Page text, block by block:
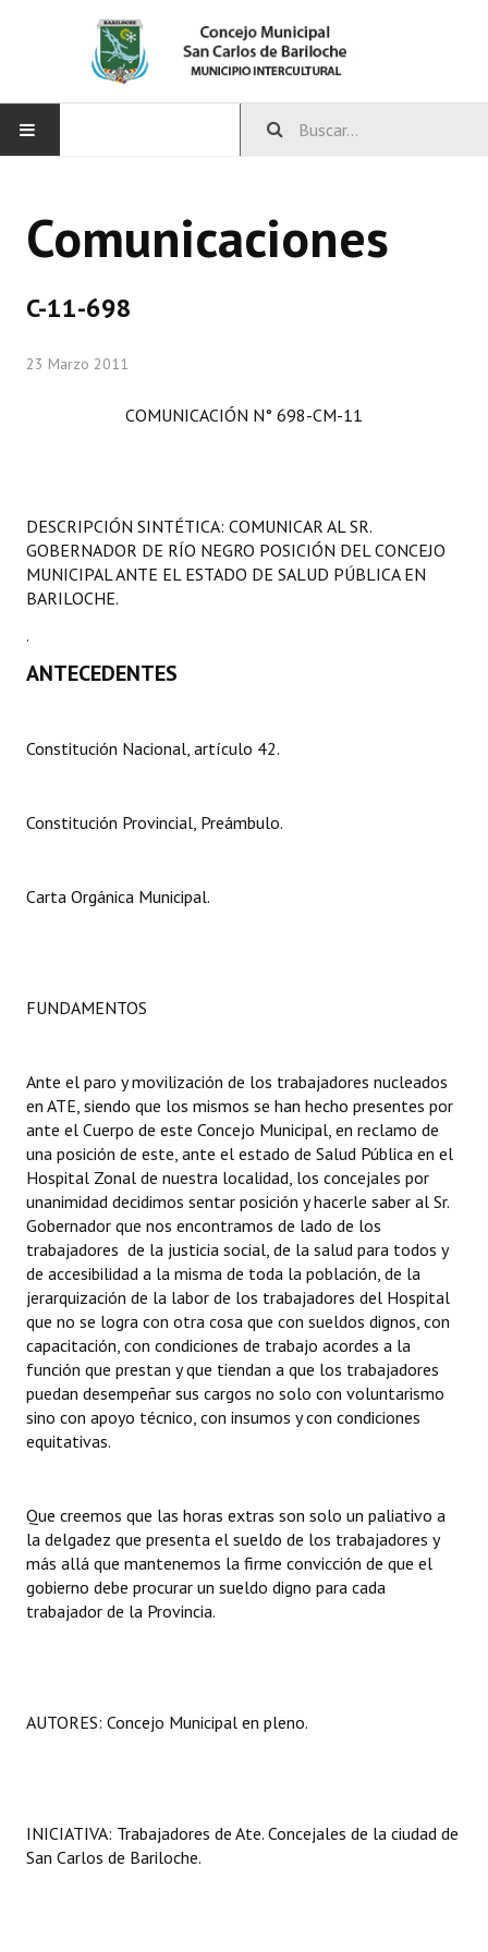
CONCEJO
Comisiones Especiales
LEGISLACIÓN
Constitución Nacional
Reglamento Interno
Organigrama
Dictámenes Asesoría Letrada
Informes de Unidad Coordinadora
Ejecución Presupuestaria
Actas de Audiencias Públicas
NORMATIVA
Comunicaciones
Declaraciones
Resoluciones
Resoluciones de Presidencia
Antiguos Pobladores
Noticias Destacadas
Registros y Distinciones
Periodistas Decanos - Registro
Comunicaciones
C-11-698
23 Marzo 2011
COMUNICACIÓN N° 698-CM-11
DESCRIPCIÓN SINTÉTICA: COMUNICAR AL SR.
GOBERNADOR DE RÍO NEGRO POSICIÓN DEL CONCEJO
MUNICIPAL ANTE EL ESTADO DE SALUD PÚBLICA EN
BARILOCHE.
.
ANTECEDENTES
Constitución Nacional, artículo 42.
Constitución Provincial, Preámbulo.
Carta Orgánica Municipal.
FUNDAMENTOS
Ante el paro y movilización de los trabajadores nucleados
en ATE, siendo que los mismos se han hecho presentes por
ante el Cuerpo de este Concejo Municipal, en reclamo de
una posición de este, ante el estado de Salud Pública en el
Hospital Zonal de nuestra localidad, los concejales por
unanimidad decidimos sentar posición y hacerle saber al Sr.
Gobernador que nos encontramos de lado de los
trabajadores de la justicia social, de la salud para todos y
de accesibilidad a la misma de toda la población, de la
jerarquización de la labor de los trabajadores del Hospital
que no se logra con otra cosa que con sueldos dignos, con
capacitación, con condiciones de trabajo acordes a la
función que prestan y que tiendan a que los trabajadores
puedan desempeñar sus cargos no solo con voluntarismo
sino con apoyo técnico, con insumos y con condiciones
equitativas.
Que creemos que las horas extras son solo un paliativo a
la delgadez que presenta el sueldo de los trabajadores y
más allá que mantenemos la firme convicción de que el
gobierno debe procurar un sueldo digno para cada
trabajador de la Provincia.
AUTORES: Concejo Municipal en pleno.
INICIATIVA: Trabajadores de Ate. Concejales de la ciudad de
San Carlos de Bariloche.